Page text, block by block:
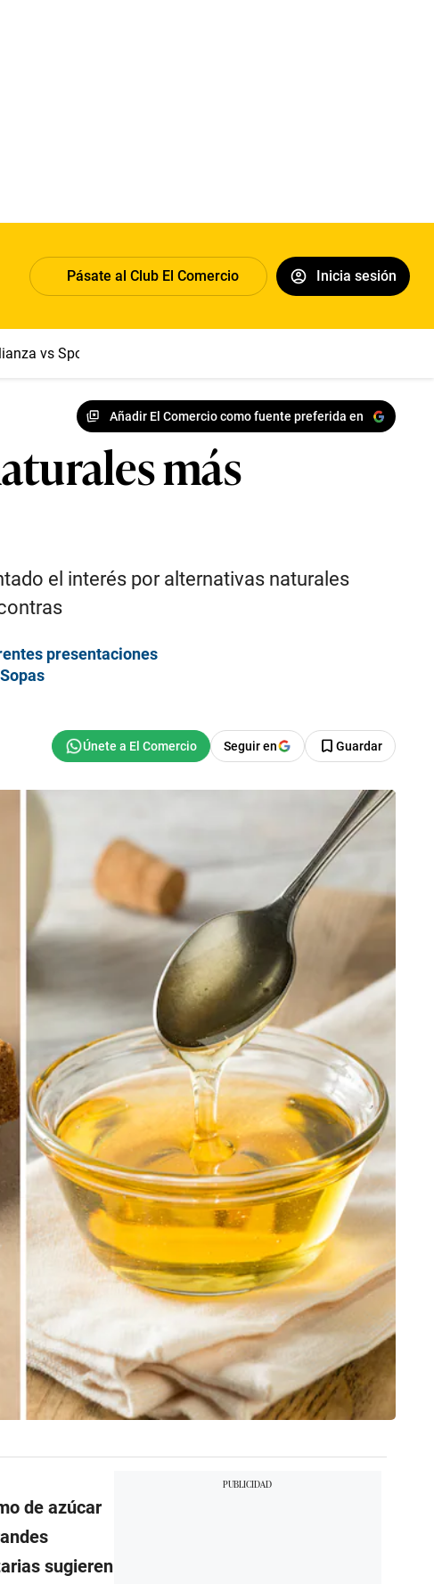
Pásate al Club El Comercio Inicia sesión
vs Sport Boys
Añadir El Comercio como fuente preferida en
más
el interés por alternativas naturales
presentaciones
Seguir en Guardar
de azúcar
sugieren